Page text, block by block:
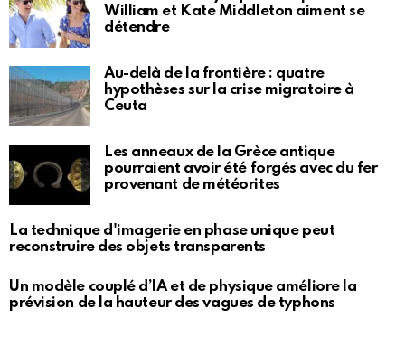
William et Kate Middleton aiment se
détendre
Au-delà de la frontière : quatre
hypothèses sur la crise migratoire à
Ceuta
Les anneaux de la Grèce antique
pourraient avoir été forgés avec du fer
provenant de météorites
La technique d'imagerie en phase unique peut
reconstruire des objets transparents
Un modèle couplé d’IA et de physique améliore la
prévision de la hauteur des vagues de typhons